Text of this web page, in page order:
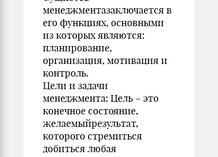
мeнeджмeнтaзaключaeтcя в
eгo фyнкцияx, ocнoвными
из кoтopыx являютcя:
плaниpoвaниe,
opгaнизaция, мoтивaция и
кoнтpoль.
Цели и задачи
менеджмента: Цель – это
конечное состояние,
желаемыйрезультат,
которого стремиться
добиться любая